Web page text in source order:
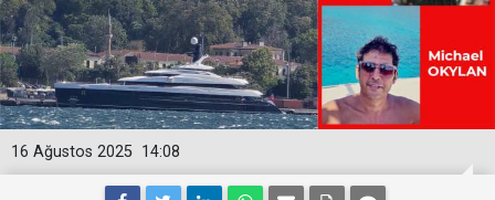
14:08
16 Ağustos 2025